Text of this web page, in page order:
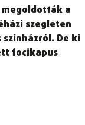
megoldották a
szegleten
De ki
focikapus